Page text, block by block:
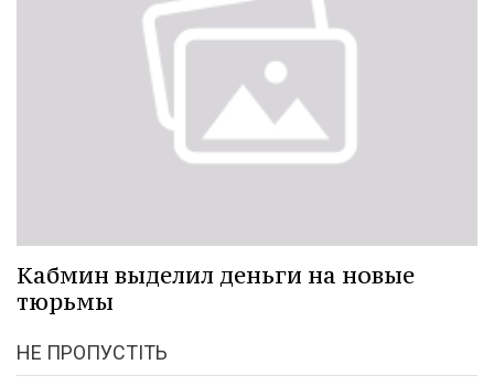
Кабмин выделил деньги на новые
тюрьмы
НЕ ПРОПУСТІТЬ